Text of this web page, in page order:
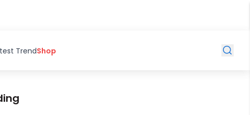
TrendShop